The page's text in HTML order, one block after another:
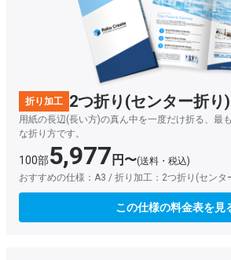
折り加工 2つ折り(センター折り)
用紙の長辺(長い方)の真ん中を一度だけ折る、最
な折り方です。
100部5,977 円〜(送料・税込)
おすすめの仕様：A3 / 折り加工：2つ折り(センタ
この仕様の料金表を見